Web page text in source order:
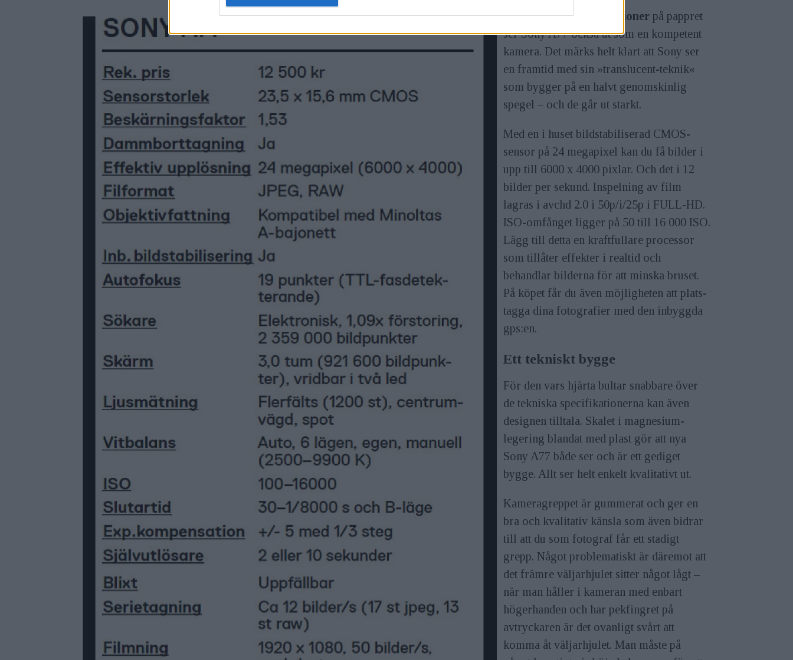
Förutom fina specifikationer på pappret
ser Sony A77 också ut som en kompetent
kamera. Det märks helt klart att Sony ser
en framtid med sin »translucent-teknik«
som bygger på en halvt genomskinlig
spegel – och de går ut starkt.
Med en i huset bildstabiliserad CMOS-
sensor på 24 megapixel kan du få bilder i
upp till 6000 x 4000 pixlar. Och det i 12
bilder per sekund. Inspelning av film
lagras i avchd 2.0 i 50p/i/25p i FULL-HD.
ISO-omfånget ligger på 50 till 16 000 ISO.
Lägg till detta en kraftfullare processor
som tillåter effekter i realtid och
behandlar bilderna för att minska bruset.
På köpet får du även möjligheten att plats-
tagga dina fotografier med den inbyggda
gps:en.
Ett tekniskt bygge
För den vars hjärta bultar snabbare över
de tekniska specifikationerna kan även
designen tilltala. Skalet i magnesium-
legering blandat med plast gör att nya
Sony A77 både ser och är ett gediget
bygge. Allt ser helt enkelt kvalitativt ut.
Kameragreppet är gummerat och ger en
bra och kvalitativ känsla som även bidrar
till att du som fotograf får ett stadigt
grepp. Något problematiskt är däremot att
det främre väljarhjulet sitter något lågt –
när man håller i kameran med enbart
högerhanden och har pekfingret på
avtryckaren är det ovanligt svårt att
komma åt väljarhjulet. Man måste på